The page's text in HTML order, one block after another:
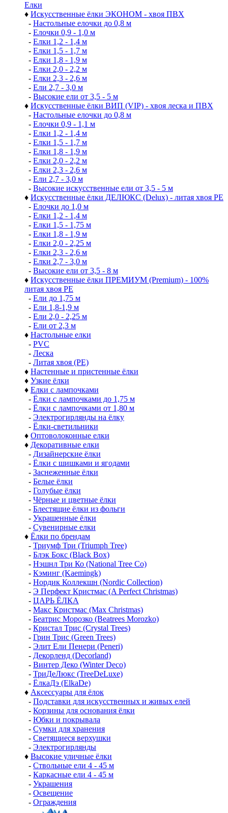
Елки
♦ Искусственные ёлки ЭКОНОМ - хвоя ПВХ
- Настольные елочки до 0,8 м
- Елочки 0,9 - 1,0 м
- Елки 1,2 - 1,4 м
- Елки 1,5 - 1,7 м
- Елки 1,8 - 1,9 м
- Елки 2,0 - 2,2 м
- Елки 2,3 - 2,6 м
- Ели 2,7 - 3,0 м
- Высокие ели от 3,5 - 5 м
♦ Искусственные ёлки ВИП (VIP) - хвоя леска и ПВХ
- Настольные елочки до 0,8 м
- Елочки 0,9 - 1,1 м
- Елки 1,2 - 1,4 м
- Елки 1,5 - 1,7 м
- Елки 1,8 - 1,9 м
- Елки 2,0 - 2,2 м
- Елки 2,3 - 2,6 м
- Ели 2,7 - 3,0 м
- Высокие искусственные ели от 3,5 - 5 м
♦ Искусственные ёлки ДЕЛЮКС (Delux) - литая хвоя РЕ
- Елочки до 1,0 м
- Елки 1,2 - 1,4 м
- Елки 1,5 - 1,75 м
- Елки 1,8 - 1,9 м
- Елки 2,0 - 2,25 м
- Елки 2,3 - 2,6 м
- Елки 2,7 - 3,0 м
- Высокие ели от 3,5 - 8 м
♦ Искусственные ёлки ПРЕМИУМ (Premium) - 100%
литая хвоя РЕ
- Ели до 1,75 м
- Ели 1,8-1,9 м
- Ели 2,0 - 2,25 м
- Ели от 2,3 м
♦ Настольные елки
- PVC
- Леска
- Литая хвоя (РЕ)
♦ Настенные и пристенные ёлки
♦ Узкие ёлки
♦ Елки с лампочками
- Ёлки с лампочками до 1,75 м
- Ёлки с лампочками от 1,80 м
- Электрогирлянды на ёлку
- Ёлки-светильники
♦ Оптоволоконные елки
♦ Декоративные елки
- Дизайнерские ёлки
- Ёлки с шишками и ягодами
- Заснеженные ёлки
- Белые ёлки
- Голубые ёлки
- Чёрные и цветные ёлки
- Блестящие ёлки из фольги
- Украшенные ёлки
- Сувенирные елки
♦ Ёлки по брендам
- Триумф Три (Triumph Tree)
- Блэк Бокс (Black Box)
- Нэшнл Три Ко (National Tree Co)
- Кэминг (Kaemingk)
- Нордик Коллекшн (Nordic Collection)
- Э Перфект Кристмас (A Perfect Christmas)
- ЦАРЬ ЁЛКА
- Макс Кристмас (Max Christmas)
- Беатрис Морозко (Beatrees Morozko)
- Кристал Трис (Crystal Trees)
- Грин Трис (Green Trees)
- Элит Ели Пенери (Peneri)
- Декорленд (Decorland)
- Винтер Деко (Winter Deco)
- ТриДеЛюкс (TreeDeLuxe)
- ЁлкаДэ (ElkaDe)
♦ Аксессуары для ёлок
- Подставки для искусственных и живых елей
- Корзины для основания ёлки
- Юбки и покрывала
- Сумки для хранения
- Светящиеся верхушки
- Электрогирлянды
♦ Высокие уличные ёлки
- Ствольные ели 4 - 45 м
- Каркасные ели 4 - 45 м
- Украшения
- Освещение
- Ограждения